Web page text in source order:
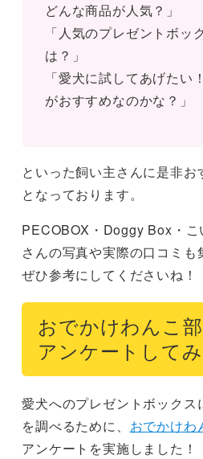
どんな商品が人気？」
「人気のプレゼントボッ
は？」
「愛犬に試してあげたい
がおすすめなのかな？」
といった飼い主さんに是非
となっております。
PECOBOX・Doggy Box・
さんの写真や実際の口コミも
ぜひ参考にしてくださいね！
おでかけわんこ
アンケートして
愛犬へのプレゼントボック
を調べるために、 おでかけわ
アンケートを実施しました！